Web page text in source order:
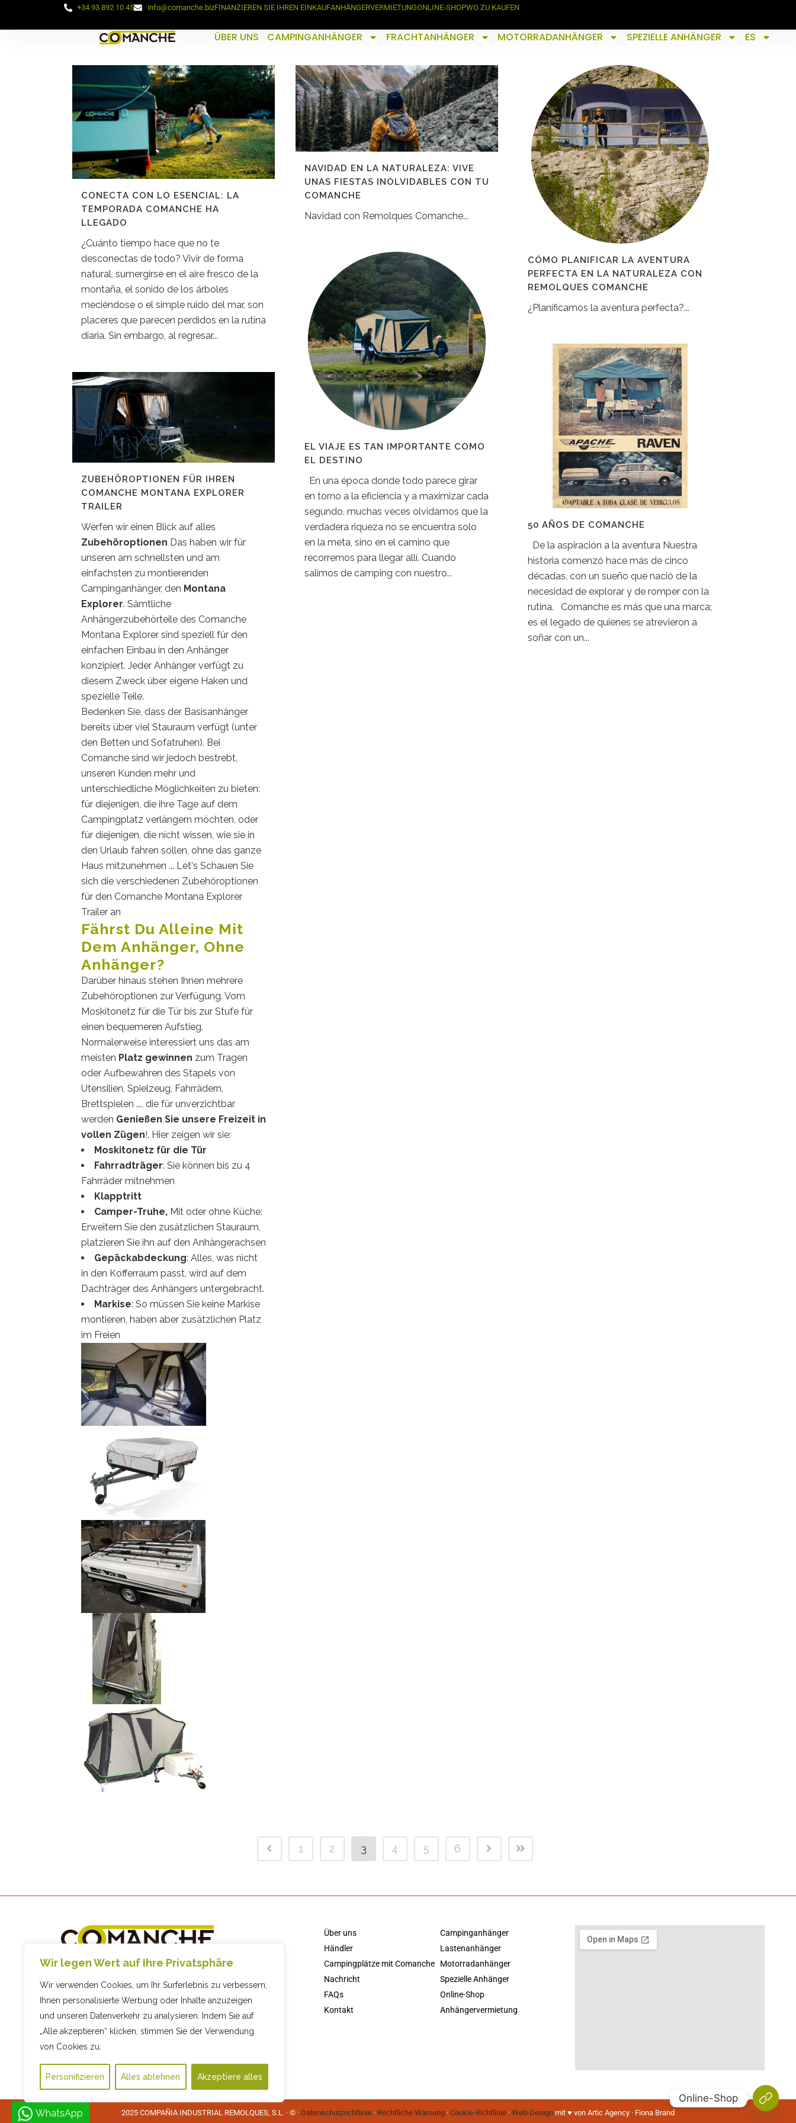
Wir legen Wert auf Ihre Privatsphäre
Wir verwenden Cookies, um Ihr Surferlebnis zu verbessern,
Ihnen personalisierte Werbung oder Inhalte anzuzeigen
und unseren Datenverkehr zu analysieren. Indem Sie auf
„Alle akzeptieren“ klicken, stimmen Sie der Verwendung
von Cookies zu.
Personifizieren Alles ablehnen Akzeptiere alles
+34 93 892 10 45 info@comanche.bizFINANZIEREN SIE IHREN EINKAUFANHÄNGERVERMIETUNGONLINE-SHOPWO ZU KAUFEN
ÜBER UNS CAMPINGANHÄNGER FRACHTANHÄNGER MOTORRADANHÄNGER SPEZIELLE ANHÄNGER ES
CONECTA CON LO ESENCIAL: LA
TEMPORADA COMANCHE HA
LLEGADO
¿Cuánto tiempo hace que no te
desconectas de todo? Vivir de forma
natural, sumergirse en el aire fresco de la
montaña, el sonido de los árboles
meciéndose o el simple ruido del mar, son
placeres que parecen perdidos en la rutina
diaria. Sin embargo, al regresar...
NAVIDAD EN LA NATURALEZA: VIVE
UNAS FIESTAS INOLVIDABLES CON TU
COMANCHE
Navidad con Remolques Comanche...
CÓMO PLANIFICAR LA AVENTURA
PERFECTA EN LA NATURALEZA CON
REMOLQUES COMANCHE
¿Planificamos la aventura perfecta?...
EL VIAJE ES TAN IMPORTANTE COMO
EL DESTINO
En una época donde todo parece girar
en torno a la eficiencia y a maximizar cada
segundo, muchas veces olvidamos que la
verdadera riqueza no se encuentra solo
en la meta, sino en el camino que
recorremos para llegar allí. Cuando
salimos de camping con nuestro...
50 AÑOS DE COMANCHE
De la aspiración a la aventura Nuestra
historia comenzó hace más de cinco
décadas, con un sueño que nació de la
necesidad de explorar y de romper con la
rutina. Comanche es más que una marca;
es el legado de quienes se atrevieron a
soñar con un...
ZUBEHÖROPTIONEN FÜR IHREN
COMANCHE MONTANA EXPLORER
TRAILER
Werfen wir einen Blick auf alles
Zubehöroptionen Das haben wir für
unseren am schnellsten und am
einfachsten zu montierenden
Campinganhänger, den Montana
Explorer. Sämtliche
Anhängerzubehörteile des Comanche
Montana Explorer sind speziell für den
einfachen Einbau in den Anhänger
konzipiert. Jeder Anhänger verfügt zu
diesem Zweck über eigene Haken und
spezielle Teile.
Bedenken Sie, dass der Basisanhänger
bereits über viel Stauraum verfügt (unter
den Betten und Sofatruhen). Bei
Comanche sind wir jedoch bestrebt,
unseren Kunden mehr und
unterschiedliche Möglichkeiten zu bieten:
für diejenigen, die ihre Tage auf dem
Campingplatz verlängern möchten, oder
für diejenigen, die nicht wissen, wie sie in
den Urlaub fahren sollen, ohne das ganze
Haus mitzunehmen ... Let's Schauen Sie
sich die verschiedenen Zubehöroptionen
für den Comanche Montana Explorer
Trailer an
Fährst Du Alleine Mit
Dem Anhänger, Ohne
Anhänger?
Darüber hinaus stehen Ihnen mehrere
Zubehöroptionen zur Verfügung. Vom
Moskitonetz für die Tür bis zur Stufe für
einen bequemeren Aufstieg.
Normalerweise interessiert uns das am
meisten Platz gewinnen zum Tragen
oder Aufbewahren des Stapels von
Utensilien, Spielzeug, Fahrrädern,
Brettspielen ..., die für unverzichtbar
werden Genießen Sie unsere Freizeit in
vollen Zügen!. Hier zeigen wir sie:
Moskitonetz für die Tür
Fahrradträger: Sie können bis zu 4
Fahrräder mitnehmen
Klapptritt
Camper-Truhe, Mit oder ohne Küche:
Erweitern Sie den zusätzlichen Stauraum,
platzieren Sie ihn auf den Anhängerachsen
Gepäckabdeckung: Alles, was nicht
in den Kofferraum passt, wird auf dem
Dachträger des Anhängers untergebracht.
Markise: So müssen Sie keine Markise
montieren, haben aber zusätzlichen Platz
im Freien
1 2 3 4 5 6
+34 93 892 10 45
C/ Sis, 9, 08794 Les Cabanyes,
Barcelona
Über uns
Händler
Campingplätze mit Comanche
Nachricht
FAQs
Kontakt
Campinganhänger
Lastenanhänger
Motorradanhänger
Spezielle Anhänger
Online-Shop
Anhängervermietung
2025 COMPAÑIA INDUSTRIAL REMOLQUES, S.L. · © · Datenschutzrichtlinie · Rechtliche Warnung · Cookie-Richtlinie · Web-Design mit ♥️ von Artic Agency · Fiona Brand
WhatsApp
Online-Shop